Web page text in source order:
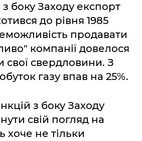
з боку Заходу експорт
до рівня 1985
продавати
компанії довелося
свої свердловини. З
газу впав на 25%.
з боку Заходу
свій погляд на
хоче не тільки